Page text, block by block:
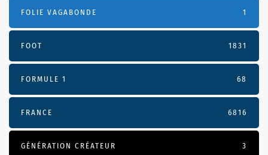
FOLIE VAGABONDE 1
FOOT 1831
FORMULE 1 68
FRANCE 6816
GÉNÉRATION CRÉATEUR 3